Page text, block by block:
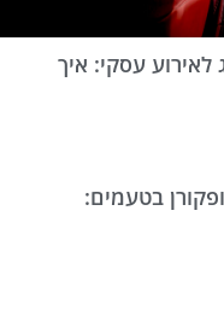
לאירוע עסקי: איך
בטעמים: